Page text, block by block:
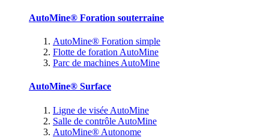
AutoMine® Foration souterraine
AutoMine® Foration simple
Flotte de foration AutoMine
Parc de machines AutoMine
AutoMine® Surface
Ligne de visée AutoMine
Salle de contrôle AutoMine
AutoMine® Autonome